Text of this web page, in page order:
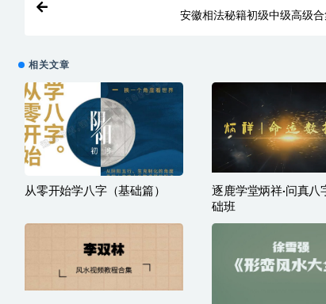
安徽相法秘籍初级中级高级
相关文章
从零开始学八字（基础篇）
逐鹿学堂炳祥·问真八
础班